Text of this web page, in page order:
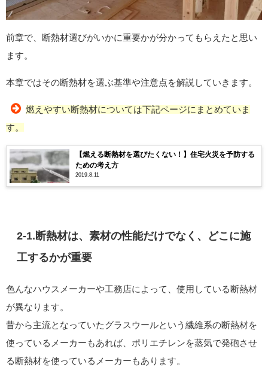
前章で、断熱材選びがいかに重要かが分かってもらえたと思い
ます。
本章ではその断熱材を選ぶ基準や注意点を解説していきます。
燃えやすい断熱材については下記ページにまとめていま
す。
【燃える断熱材を選びたくない！】住宅火災を予防する
ための考え方
2019.8.11
2-1.断熱材は、素材の性能だけでなく、どこに施
工するかが重要
色んなハウスメーカーや工務店によって、使用している断熱材
が異なります。
昔から主流となっていたグラスウールという繊維系の断熱材を
使っているメーカーもあれば、ポリエチレンを蒸気で発砲させ
る断熱材を使っているメーカーもあります。